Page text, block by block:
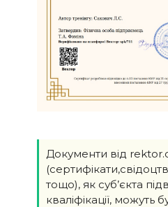
Документи від
тощо), як суб’єкта
кваліфікації, можуть